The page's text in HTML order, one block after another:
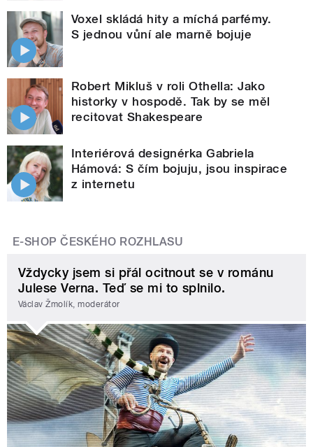
Voxel skládá hity a míchá parfémy.
S jednou vůní ale marně bojuje
Robert Mikluš v roli Othella: Jako
historky v hospodě. Tak by se měl
recitovat Shakespeare
Interiérová designérka Gabriela
Hámová: S čím bojuju, jsou inspirace
z internetu
E-SHOP ČESKÉHO ROZHLASU
Vždycky jsem si přál ocitnout se v románu
Julese Verna. Teď se mi to splnilo.
Václav Žmolík, moderátor